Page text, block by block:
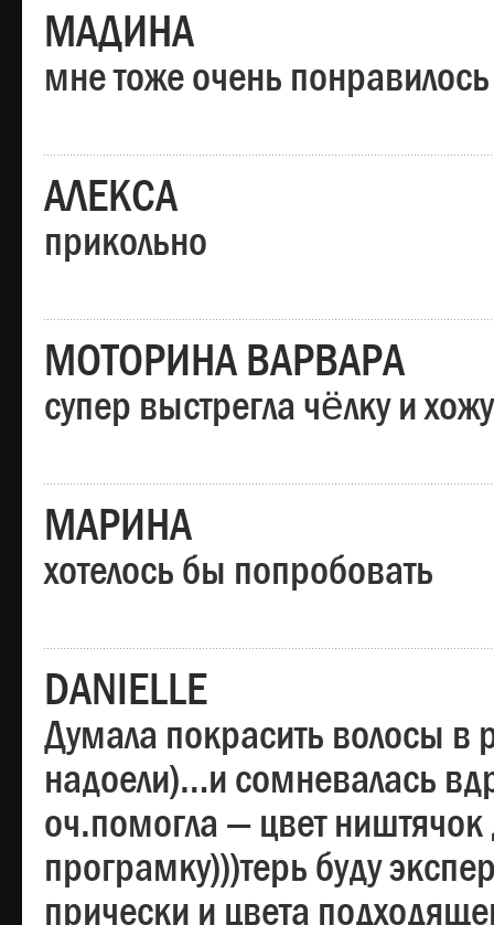
МАДИНА
мне тоже очень
АЛЕКСА
прикольно
МОТОРИНА ВАРВАРА
супер выстрегла чёлку и
МАРИНА
хотелось бы попробовать
DANIELLE
Думала покрасить волосы
надоели)…и сомневалась
оч.помогла — цвет
програмку)))терь буду
прически и цвета